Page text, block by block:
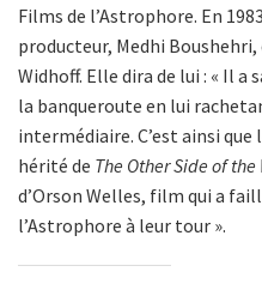
Films de l’Astrophore. En
producteur, Medhi
Widhoff. Elle dira de lui : « Il a
la banqueroute en lui
intermédiaire. C’est ainsi
hérité de The Other Side of the
d’Orson Welles, film qui a
l’Astrophore à leur tour ».